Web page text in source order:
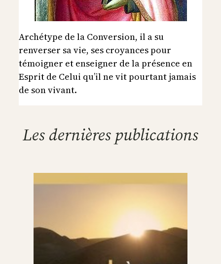
Archétype de la Conversion, il a su
renverser sa vie, ses croyances pour
témoigner et enseigner de la présence en
Esprit de Celui qu’il ne vit pourtant jamais
de son vivant.
Les dernières publications